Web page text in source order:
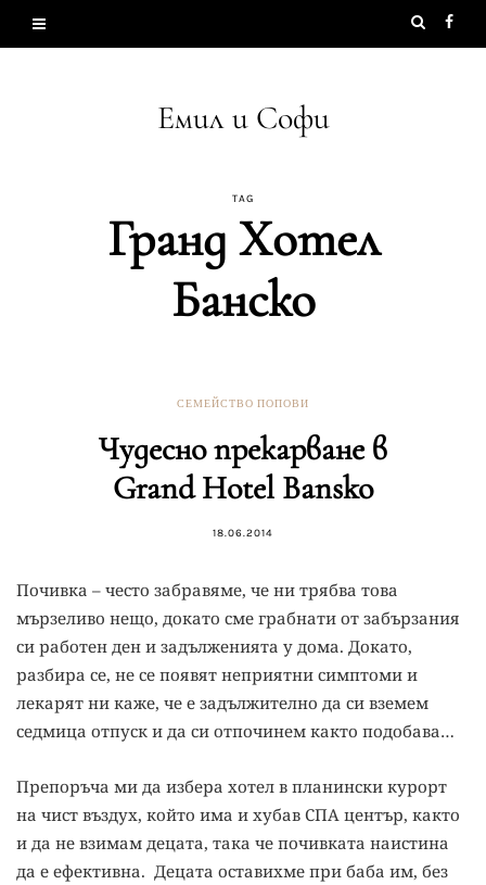
Емил и Софи
TAG
Гранд Хотел
Банско
СЕМЕЙСТВО ПОПОВИ
Чудесно прекарване в
Grand Hotel Bansko
18.06.2014
Почивка – често забравяме, че ни трябва това
мързеливо нещо, докато сме грабнати от забързания
си работен ден и задълженията у дома. Докато,
разбира се, не се появят неприятни симптоми и
лекарят ни каже, че е задължително да си вземем
седмица отпуск и да си отпочинем както подобава…
Препоръча ми да избера хотел в планински курорт
на чист въздух, който има и хубав СПА център, както
и да не взимам децата, така че почивката наистина
да е ефективна. Децата оставихме при баба им, без